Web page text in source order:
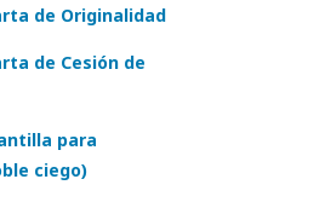
de Originalidad
de Cesión de
para
ciego)